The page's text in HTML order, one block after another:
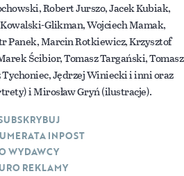
Robert Jurszo, Jacek Kubiak,
Glikman, Wojciech Mamak,
Panek, Marcin Rotkiewicz, Krzysztof
Ścibior, Tomasz Targański, Tomasz
Jędrzej Winiecki i inni oraz
i Mirosław Gryń (ilustracje).
INPOST
WYDAWCY
REKLAMY